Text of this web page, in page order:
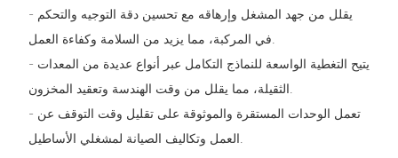
- يقلل من جهد المشغل وإرهاقه مع تحسين دقة التوجيه والتحكم
- يتيح التغطية الواسعة للنماذج التكامل عبر أنواع عديدة من المعدات
- تعمل الوحدات المستقرة والموثوقة على تقليل وقت التوقف عن